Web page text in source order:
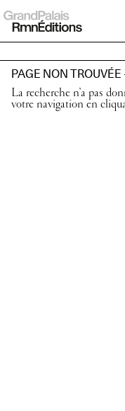
PAGE NON
La recherche n’a pas
votre navigation en